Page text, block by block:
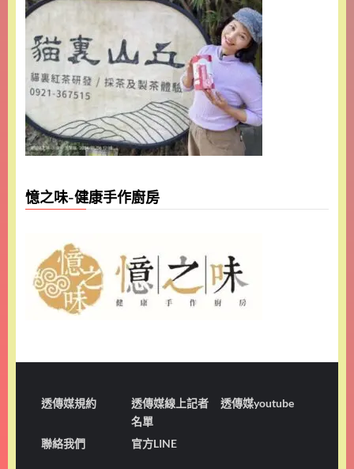
憶之味-健康手作廚房
透傳媒規約
透傳媒線上記者
名單
透傳媒youtube
聯絡我們 官方LINE